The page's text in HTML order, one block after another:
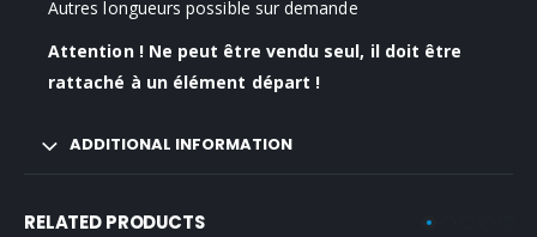
Autres longueurs possible sur demande
Attention ! Ne peut être vendu seul, il doit être
rattaché à un élément départ !
ADDITIONAL INFORMATION
RELATED PRODUCTS